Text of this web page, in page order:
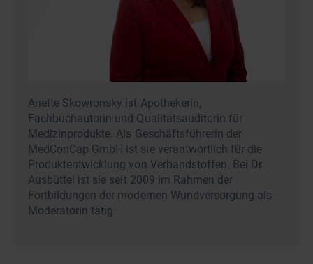
Anette Skowronsky ist Apothekerin,
Fachbuchautorin und Qualitätsauditorin für
Medizinprodukte. Als Geschäftsführerin der
MedConCap GmbH ist sie verantwortlich für die
Produktentwicklung von Verbandstoffen. Bei Dr.
Ausbüttel ist sie seit 2009 im Rahmen der
Fortbildungen der modernen Wundversorgung als
Moderatorin tätig.